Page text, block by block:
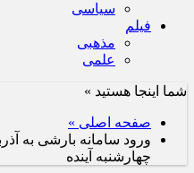
سیاسی
فیلم
مذهبی
علمی
شما اینجا هستید »
صفحه اصلی »
ورود سامانه بارشی به
چهارشنبه آینده